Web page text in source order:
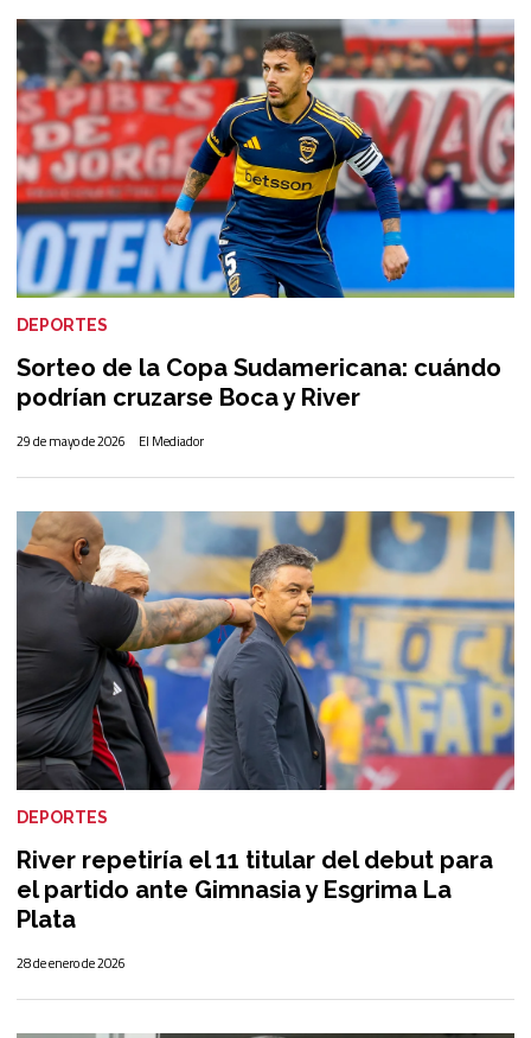
Sorteo de la Copa Sudamericana: cuándo
podrían cruzarse Boca y River
El Mediador
DEPORTES
29 de mayo de 2026
River repetiría el 11 titular del debut para
el partido ante Gimnasia y Esgrima La
Plata
DEPORTES
28 de enero de 2026